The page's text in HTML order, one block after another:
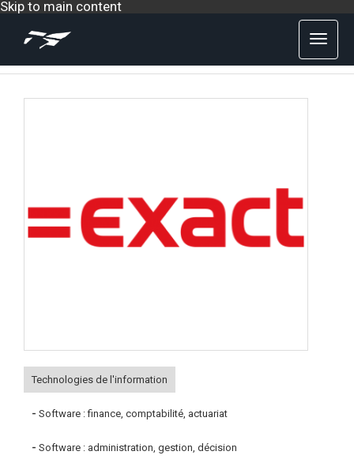
Skip to main content
Technologies de l'information
- Software : finance, comptabilité, actuariat
- Software : administration, gestion, décision